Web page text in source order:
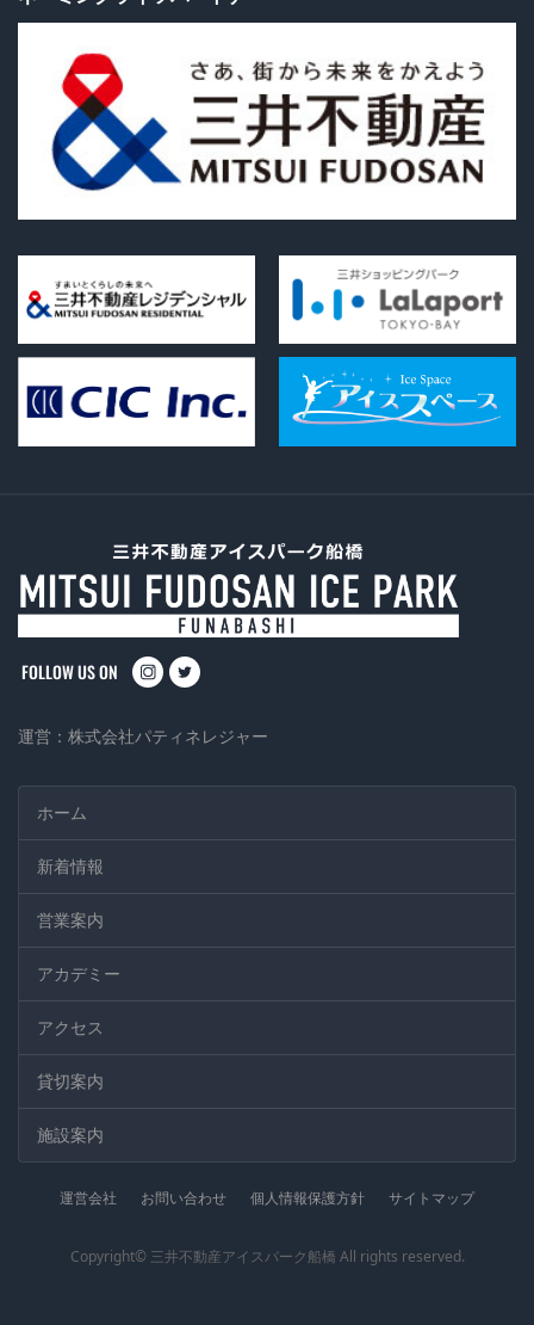
instagram
運営： 株式会社パティネレジャー
ホーム
新着情報
営業案内
アカデミー
アクセス
貸切案内
施設案内
運営会社 お問い合わせ 個人情報保護方針 サイトマップ
Copyright© 三井不動産アイスパーク船橋 All rights reserved.